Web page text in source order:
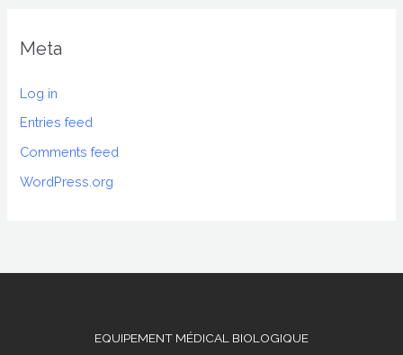
Meta
Log in
Entries feed
Comments feed
WordPress.org
EQUIPEMENT MÉDICAL BIOLOGIQUE